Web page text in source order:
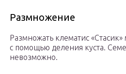
Размножение
Размножать клематис
с помощью деления куста.
невозможно.